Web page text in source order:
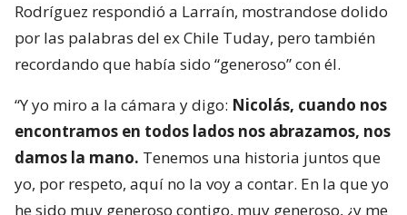
Rodríguez respondió a Larraín, mostrandose dolido
por las palabras del ex Chile Tuday, pero también
recordando que había sido “generoso” con él.
“Y yo miro a la cámara y digo: Nicolás, cuando nos
encontramos en todos lados nos abrazamos, nos
damos la mano. Tenemos una historia juntos que
yo, por respeto, aquí no la voy a contar. En la que yo
he sido muy generoso contigo, muy generoso, ¿y me